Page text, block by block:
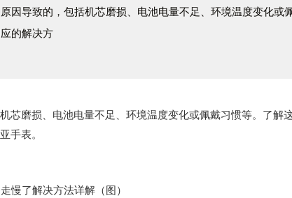
因导致的，包括机芯磨损、电池电量不足、环境温度变化或
的解决方
磨损、电池电量不足、环境温度变化或佩戴习惯等。了解
手表。